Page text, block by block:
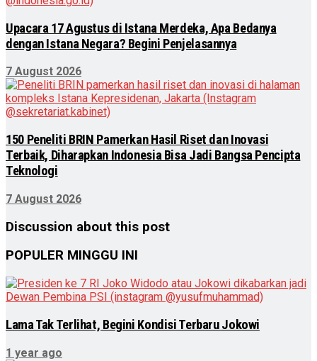
Upacara 17 Agustus di Istana Merdeka, Apa Bedanya
dengan Istana Negara? Begini Penjelasannya
7 August 2026
150 Peneliti BRIN Pamerkan Hasil Riset dan Inovasi
Terbaik, Diharapkan Indonesia Bisa Jadi Bangsa Pencipta
Teknologi
7 August 2026
Discussion about this post
POPULER MINGGU INI
Lama Tak Terlihat, Begini Kondisi Terbaru Jokowi
1 year ago